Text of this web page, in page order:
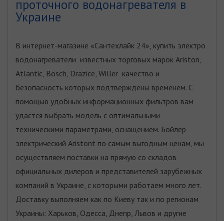
проточного водонагревателя в
Украине
В интернет-магазине «Сантехлайк 24», купить электро
водонагреватели известных торговых марок Ariston,
Atlantic, Bosch, Drazice, Willer качество и
безопасность которых подтверждены временем. С
помощью удобных информационных фильтров вам
удастся выбрать модель с оптимальными
техническими параметрами, оснащением. Бойлер
электрический Aristont по самым выгодным ценам, мы
осуществляем поставки на прямую со складов
официальных дилеров и представителей зарубежных
компаний в Украине, с которыми работаем много лет.
Доставку выполняем как по Киеву так и по регионам
Украины: Харьков, Одесса, Днепр, Львов и другие